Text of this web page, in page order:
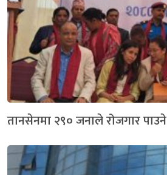
तानसेनमा २९० जनाले रोजगार पाउने